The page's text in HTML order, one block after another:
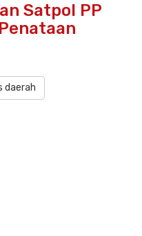
Satpol PP
daerah